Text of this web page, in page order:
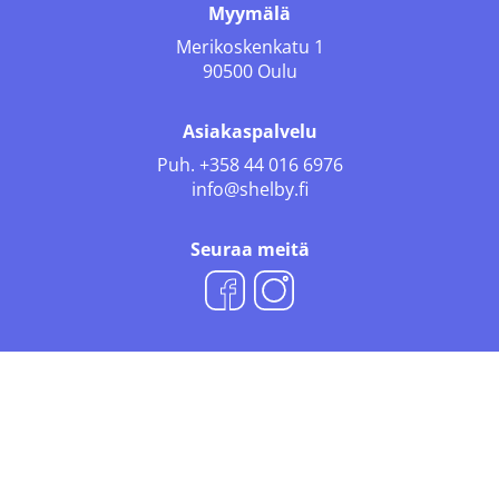
Myymälä
Merikoskenkatu 1
90500 Oulu
Asiakaspalvelu
Puh. +358 44 016 6976
info@shelby.fi
Seuraa meitä